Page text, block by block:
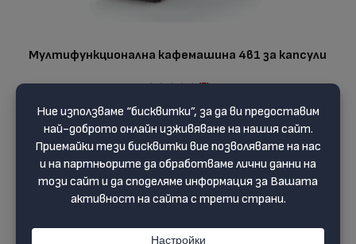
Мултифункционална кафемашина 4в1 за капсули
(5)
163.99 €131.19 €
ОПЦИИ
-10 %